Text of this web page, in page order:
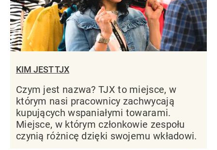
KIM JEST TJX
Czym jest nazwa? TJX to miejsce, w
którym nasi pracownicy zachwycają
kupujących wspaniałymi towarami.
Miejsce, w którym członkowie zespołu
czynią różnicę dzięki swojemu wkładowi.